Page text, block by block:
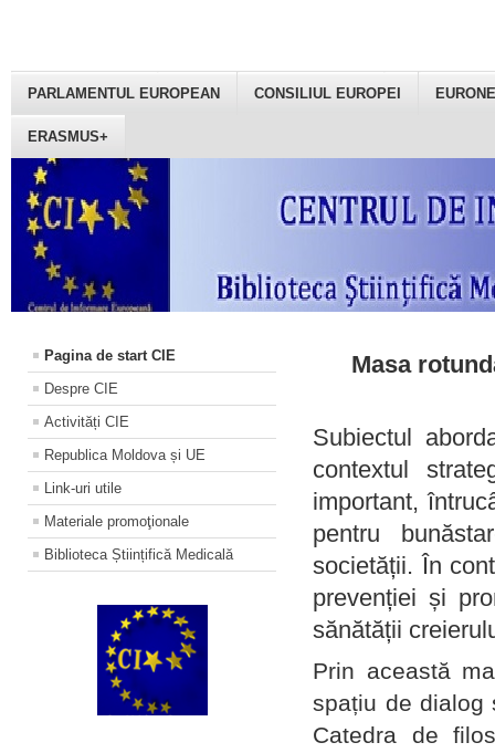
PARLAMENTUL EUROPEAN CONSILIUL EUROPEI
ERASMUS+
Pagina de start CIE
Despre CIE
Activități CIE
Republica Moldova și UE
Link-uri utile
Materiale promoţionale
Biblioteca Științifică Medicală
Masa
Subiectul
contextul
important,
pentru
societății. În
prevenției și
sănătății
Prin această
spațiu de dialog
Catedra de